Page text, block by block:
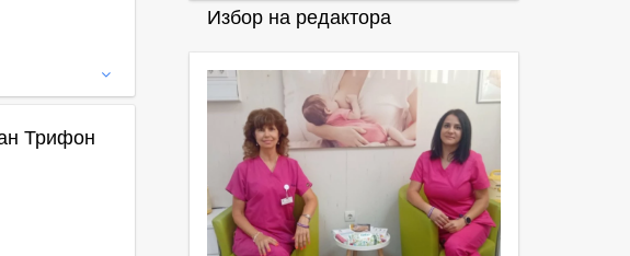
Трифон
Избор на редактора